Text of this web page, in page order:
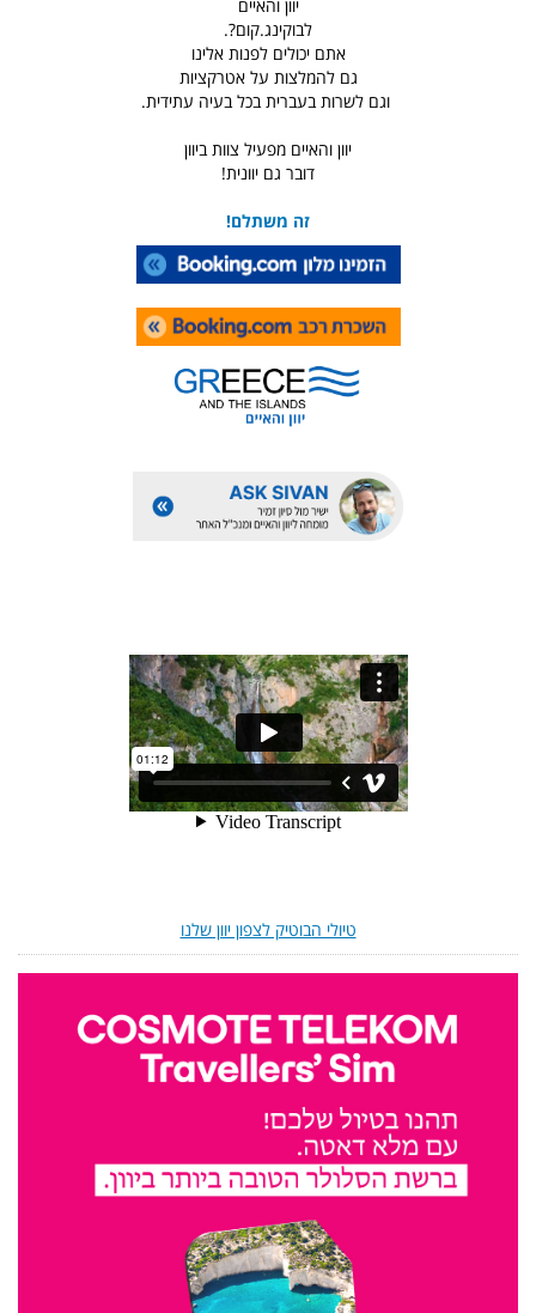
יוון והאיים
לבוקינג.קום?.
אתם יכולים לפנות אלינו
גם להמלצות על אטרקציות
וגם לשרות בעברית בכל בעיה עתידית.
יוון והאיים מפעיל צוות ביוון
דובר גם יוונית!
זה משתלם!
טיולי הבוטיק לצפון יוון שלנו